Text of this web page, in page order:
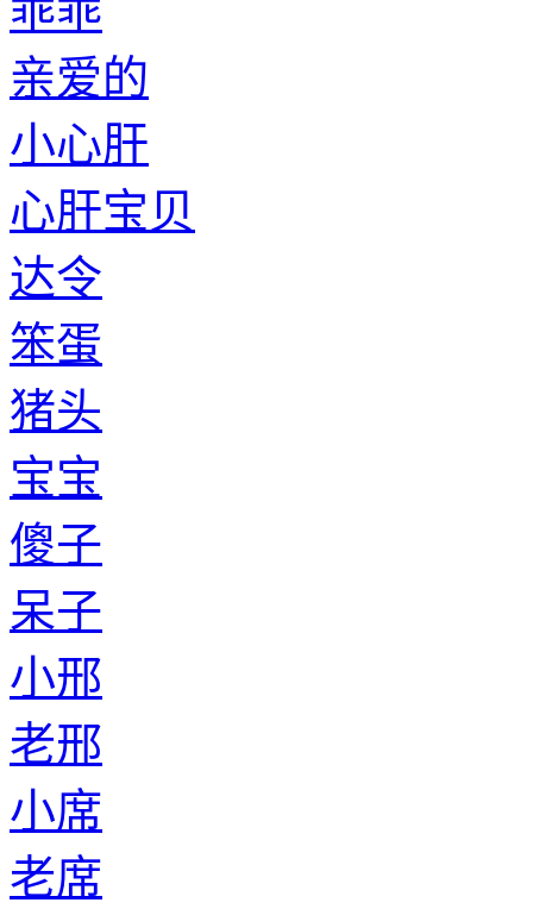
乖乖
亲爱的
小心肝
心肝宝贝
达令
笨蛋
猪头
宝宝
傻子
呆子
小邢
老邢
小席
老席